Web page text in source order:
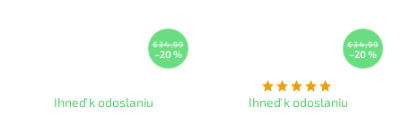
€34,99
–20 %
Ihneď k odoslaniu
€34,99
–20 %
Ihneď k odoslaniu